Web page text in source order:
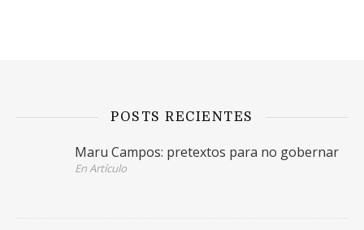
POSTS RECIENTES
Maru Campos: pretextos para no gobernar
En Artículo